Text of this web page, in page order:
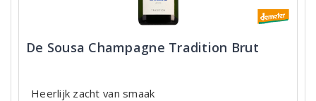
De Sousa Champagne Tradition Brut
Heerlijk zacht van smaak